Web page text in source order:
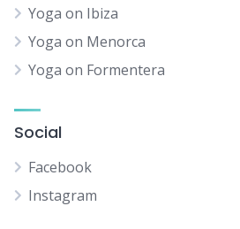
Yoga on Ibiza
Yoga on Menorca
Yoga on Formentera
Social
Facebook
Instagram